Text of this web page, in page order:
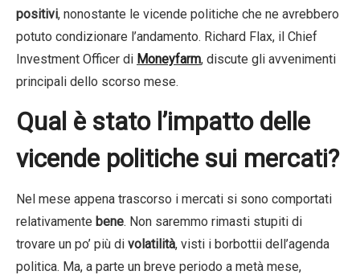
positivi, nonostante le vicende politiche che ne avrebbero
potuto condizionare l’andamento. Richard Flax, il Chief
Investment Officer di Moneyfarm, discute gli avvenimenti
principali dello scorso mese.
Qual è stato l’impatto delle
vicende politiche sui mercati?
Nel mese appena trascorso i mercati si sono comportati
relativamente bene. Non saremmo rimasti stupiti di
trovare un po’ più di volatilità, visti i borbottii dell’agenda
politica. Ma, a parte un breve periodo a metà mese,